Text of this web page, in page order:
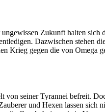
war lediglich der
Zukunft halten
Dazwischen stehen
Krieg gegen die von Omega
seiner Tyrannei befreit.
und Hexen lassen